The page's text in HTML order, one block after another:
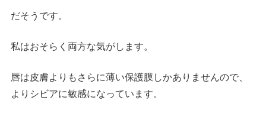
だそうです。
私はおそらく両方な気がします。
唇は皮膚よりもさらに薄い保護膜しかありませんので、
よりシビアに敏感になっています。